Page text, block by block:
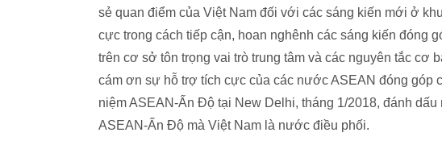
sẻ quan điểm của Việt Nam đối với các sáng kiến mới ở
cực trong cách tiếp cận, hoan nghênh các sáng kiến đóng
trên cơ sở tôn trọng vai trò trung tâm và các nguyên tắc cơ
cám ơn sự hỗ trợ tích cực của các nước ASEAN đóng góp
niệm ASEAN-Ấn Độ tại New Delhi, tháng 1/2018, đánh
ASEAN-Ấn Độ mà Việt Nam là nước điều phối.